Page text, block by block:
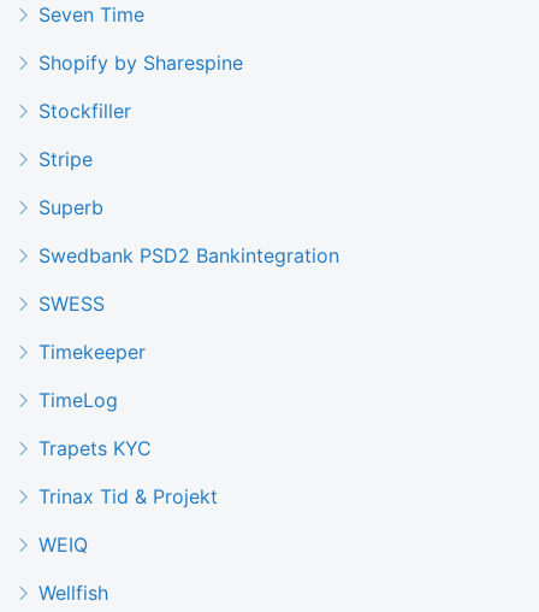
Seven Time
Shopify by Sharespine
Stockfiller
Stripe
Superb
Swedbank PSD2 Bankintegration
SWESS
Timekeeper
TimeLog
Trapets KYC
Trinax Tid & Projekt
WEIQ
Wellfish